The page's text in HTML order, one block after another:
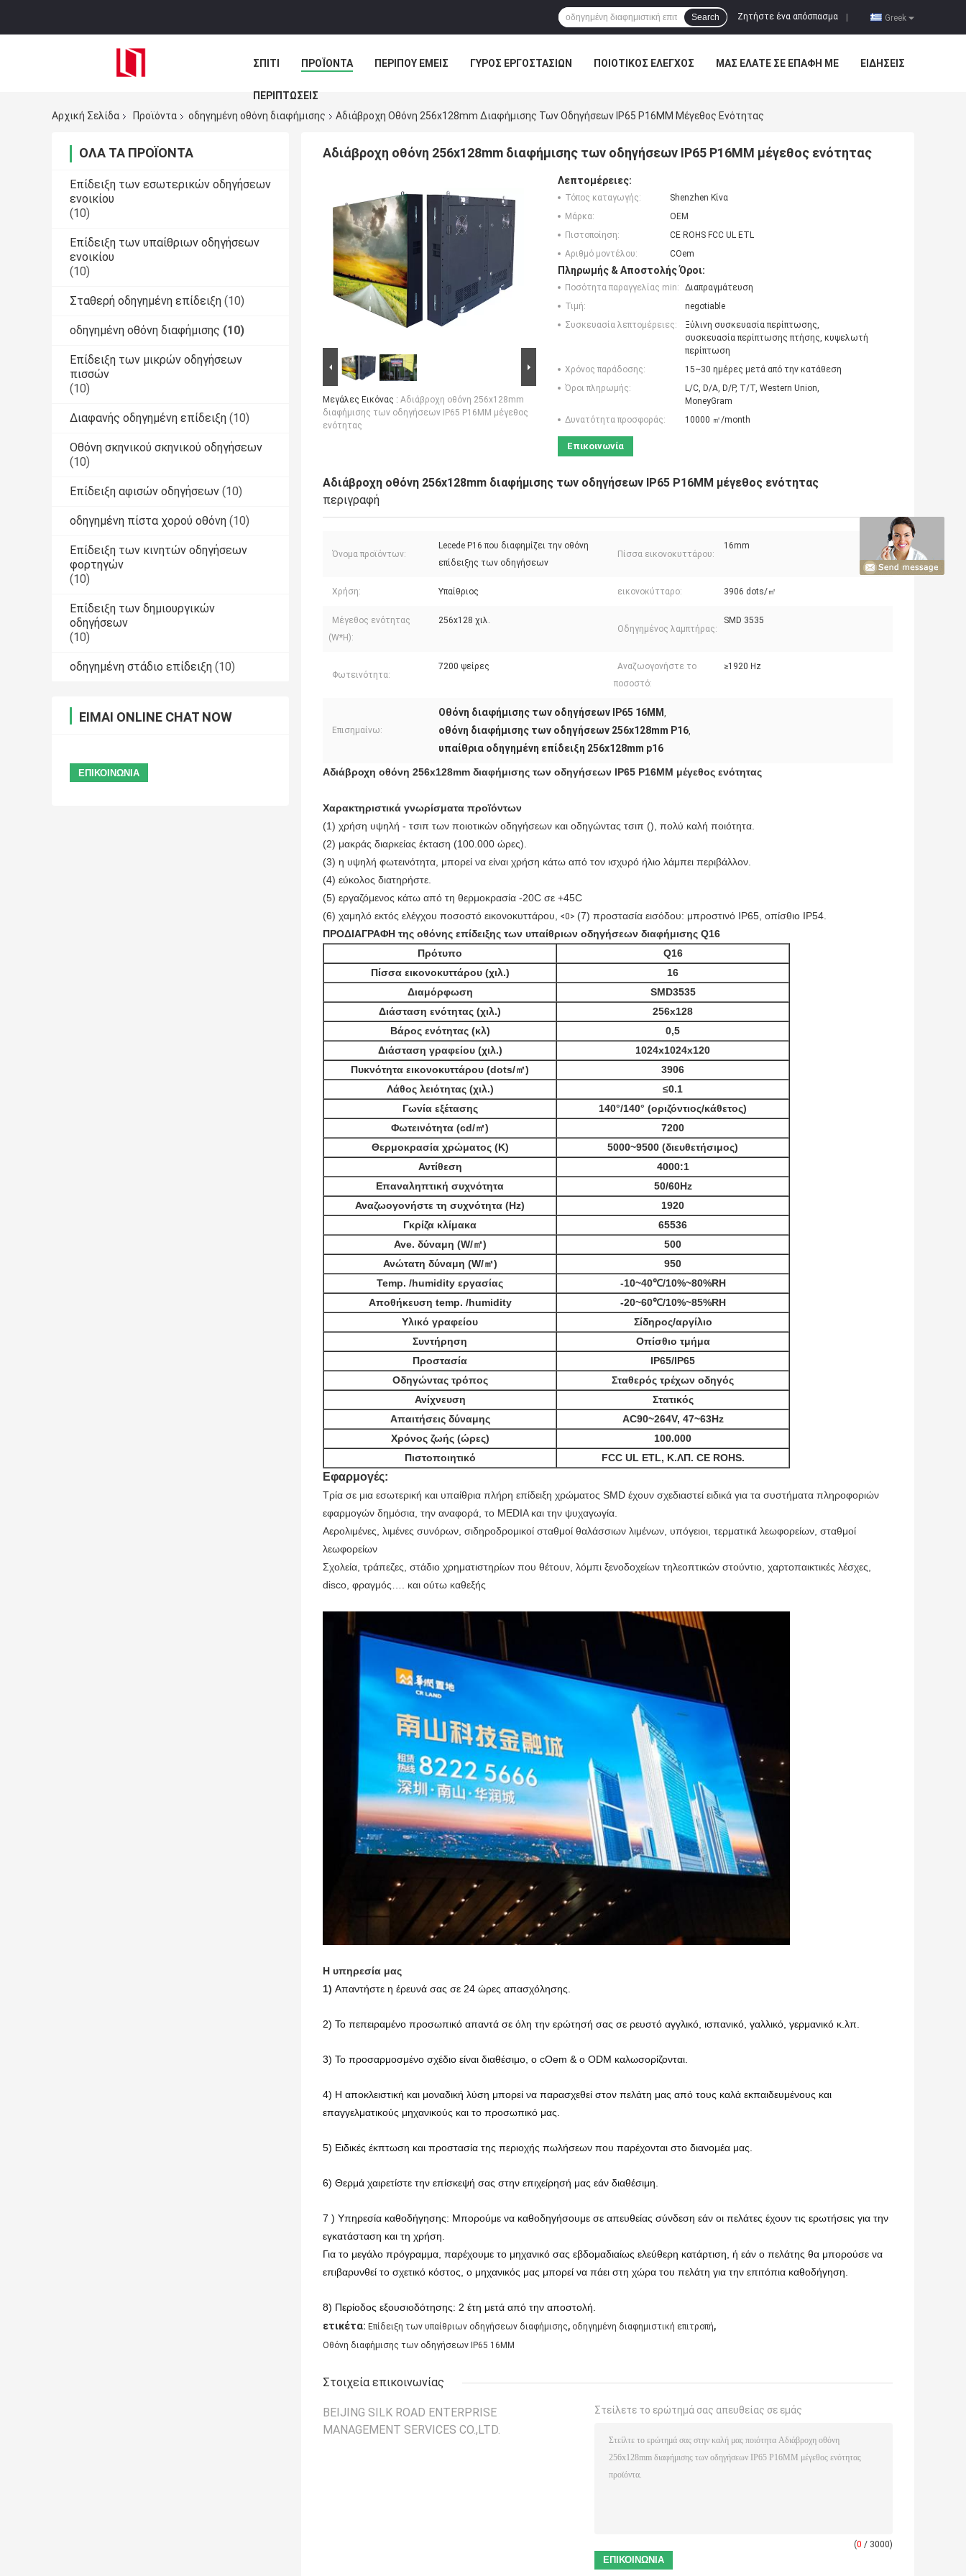
Greek
Ζητήστε ένα απόσπασμα
Search
ΣΠΊΤΙ ΠΡΟΪΌΝΤΑ ΠΕΡΊΠΟΥ ΕΜΕΊΣ ΓΎΡΟΣ ΕΡΓΟΣΤΑΣΊΩΝ ΠΟΙΟΤΙΚΌΣ ΈΛΕΓΧΟΣ ΜΑΣ ΕΛΆΤΕ ΣΕ ΕΠΑΦΉ ΜΕ ΕΙΔΉΣΕΙΣ
ΠΕΡΙΠΤΏΣΕΙΣ
Αρχική Σελίδα
Προϊόντα οδηγημένη οθόνη διαφήμισης Αδιάβροχη Οθόνη 256x128mm Διαφήμισης Των Οδηγήσεων IP65 P16MM Μέγεθος Ενότητας
ΌΛΑ ΤΑ ΠΡΟΪΌΝΤΑ
Επίδειξη των εσωτερικών οδηγήσεων
ενοικίου
(10)
Επίδειξη των υπαίθριων οδηγήσεων
ενοικίου
(10)
Σταθερή οδηγημένη επίδειξη (10)
οδηγημένη οθόνη διαφήμισης (10)
Επίδειξη των μικρών οδηγήσεων
πισσών
(10)
Διαφανής οδηγημένη επίδειξη (10)
Οθόνη σκηνικού σκηνικού οδηγήσεων
(10)
Επίδειξη αφισών οδηγήσεων (10)
οδηγημένη πίστα χορού οθόνη (10)
Επίδειξη των κινητών οδηγήσεων
φορτηγών
(10)
Επίδειξη των δημιουργικών
οδηγήσεων
(10)
οδηγημένη στάδιο επίδειξη (10)
ΕΊΜΑΙ ONLINE CHAT NOW
Αδιάβροχη οθόνη 256x128mm διαφήμισης των οδηγήσεων IP65 P16MM μέγεθος ενότητας
Μεγάλες Εικόνας : Αδιάβροχη οθόνη 256x128mm
διαφήμισης των οδηγήσεων IP65 P16MM μέγεθος
ενότητας
Λεπτομέρειες:
Τόπος καταγωγής:
Shenzhen Κίνα
Μάρκα:
OEM
Πιστοποίηση:
CE ROHS FCC UL ETL
Αριθμό μοντέλου:
COem
Πληρωμής & Αποστολής Όροι:
Ποσότητα παραγγελίας min:
Διαπραγμάτευση
Τιμή:
negotiable
Συσκευασία λεπτομέρειες:
Ξύλινη συσκευασία περίπτωσης,
συσκευασία περίπτωσης πτήσης, κυψελωτή
περίπτωση
Χρόνος παράδοσης:
15~30 ημέρες μετά από την κατάθεση
Όροι πληρωμής:
L/C, D/A, D/P, T/T, Western Union,
MoneyGram
Δυνατότητα προσφοράς:
10000 ㎡/month
Επικοινωνία
Αδιάβροχη οθόνη 256x128mm διαφήμισης των οδηγήσεων IP65 P16MM μέγεθος ενότητας
περιγραφή
Όνομα προϊόντων:
Lecede P16 που διαφημίζει την οθόνη
επίδειξης των οδηγήσεων
Πίσσα εικονοκυττάρου:
16mm
Χρήση: Υπαίθριος εικονοκύτταρο: 3906 dots/㎡
Μέγεθος ενότητας
(W*H):
256x128 χιλ.
Οδηγημένος λαμπτήρας:
SMD 3535
Φωτεινότητα:
7200 ψείρες
Αναζωογονήστε το
ποσοστό:
≥1920 Hz
Επισημαίνω:
Οθόνη διαφήμισης των οδηγήσεων IP65 16MM ,
οθόνη διαφήμισης των οδηγήσεων 256x128mm P16,
υπαίθρια οδηγημένη επίδειξη 256x128mm p16
Αδιάβροχη οθόνη 256x128mm διαφήμισης των οδηγήσεων IP65 P16MM μέγεθος ενότητας
Χαρακτηριστικά γνωρίσματα προϊόντων
(1) χρήση υψηλή - τσιπ των ποιοτικών οδηγήσεων και οδηγώντας τσιπ (), πολύ καλή ποιότητα.
(2) μακράς διαρκείας έκταση (100.000 ώρες).
(3) η υψηλή φωτεινότητα, μπορεί να είναι χρήση κάτω από τον ισχυρό ήλιο λάμπει περιβάλλον.
(4) εύκολος διατηρήστε.
(5) εργαζόμενος κάτω από τη θερμοκρασία -20C σε +45C
(6) χαμηλό εκτός ελέγχου ποσοστό εικονοκυττάρου, <0> (7) προστασία εισόδου: μπροστινό IP65, οπίσθιο IP54.
ΠΡΟΔΙΑΓΡΑΦΗ της οθόνης επίδειξης των υπαίθριων οδηγήσεων διαφήμισης Q16
Πρότυπο
Q16
Πίσσα εικονοκυττάρου (χιλ.)
16
Διαμόρφωση
SMD3535
Διάσταση ενότητας (χιλ.)
256x128
Βάρος ενότητας (κλ)
0,5
Διάσταση γραφείου (χιλ.)
1024x1024x120
Πυκνότητα εικονοκυττάρου (dots/㎡)
3906
Λάθος λειότητας (χιλ.)
≤0.1
Γωνία εξέτασης
140°/140° (οριζόντιος/κάθετος)
Φωτεινότητα (cd/㎡)
7200
Θερμοκρασία χρώματος (Κ)
5000~9500 (διευθετήσιμος)
Αντίθεση
4000:1
Επαναληπτική συχνότητα
50/60Hz
Αναζωογονήστε τη συχνότητα (Hz)
1920
Γκρίζα κλίμακα
65536
Ave. δύναμη (W/㎡)
500
Ανώτατη δύναμη (W/㎡)
950
Temp. /humidity εργασίας
-10~40℃/10%~80%RH
Αποθήκευση temp. /humidity
-20~60℃/10%~85%RH
Υλικό γραφείου
Σίδηρος/αργίλιο
Συντήρηση
Οπίσθιο τμήμα
Προστασία
IP65/IP65
Οδηγώντας τρόπος
Σταθερός τρέχων οδηγός
Ανίχνευση
Στατικός
Απαιτήσεις δύναμης
AC90~264V, 47~63Hz
Χρόνος ζωής (ώρες)
100.000
Πιστοποιητικό
FCC UL ETL, Κ.ΛΠ. CE ROHS.
Εφαρμογές:
Τρία σε μια εσωτερική και υπαίθρια πλήρη επίδειξη χρώματος SMD έχουν σχεδιαστεί ειδικά για τα συστήματα πληροφοριών
εφαρμογών δημόσια, την αναφορά, το MEDIA και την ψυχαγωγία.
Αερολιμένες, λιμένες συνόρων, σιδηροδρομικοί σταθμοί θαλάσσιων λιμένων, υπόγειοι, τερματικά λεωφορείων, σταθμοί
λεωφορείων
Σχολεία, τράπεζες, στάδιο χρηματιστηρίων που θέτουν, λόμπι ξενοδοχείων τηλεοπτικών στούντιο, χαρτοπαικτικές λέσχες,
disco, φραγμός…. και ούτω καθεξής
Η υπηρεσία μας
1) Απαντήστε η έρευνά σας σε 24 ώρες απασχόλησης.
2) Το πεπειραμένο προσωπικό απαντά σε όλη την ερώτησή σας σε ρευστό αγγλικό, ισπανικό, γαλλικό, γερμανικό κ.λπ.
3) Το προσαρμοσμένο σχέδιο είναι διαθέσιμο, ο cOem & ο ODM καλωσορίζονται.
4) Η αποκλειστική και μοναδική λύση μπορεί να παρασχεθεί στον πελάτη μας από τους καλά εκπαιδευμένους και
επαγγελματικούς μηχανικούς και το προσωπικό μας.
5) Ειδικές έκπτωση και προστασία της περιοχής πωλήσεων που παρέχονται στο διανομέα μας.
6) Θερμά χαιρετίστε την επίσκεψή σας στην επιχείρησή μας εάν διαθέσιμη.
7 ) Υπηρεσία καθοδήγησης: Μπορούμε να καθοδηγήσουμε σε απευθείας σύνδεση εάν οι πελάτες έχουν τις ερωτήσεις για την
εγκατάσταση και τη χρήση.
Για το μεγάλο πρόγραμμα, παρέχουμε το μηχανικό σας εβδομαδιαίως ελεύθερη κατάρτιση, ή εάν ο πελάτης θα μπορούσε να
επιβαρυνθεί το σχετικό κόστος, ο μηχανικός μας μπορεί να πάει στη χώρα του πελάτη για την επιτόπια καθοδήγηση.
8) Περίοδος εξουσιοδότησης: 2 έτη μετά από την αποστολή.
ετικέτα: Επίδειξη των υπαίθριων οδηγήσεων διαφήμισης, οδηγημένη διαφημιστική επιτροπή,
Οθόνη διαφήμισης των οδηγήσεων IP65 16MM
Στοιχεία επικοινωνίας
BEIJING SILK ROAD ENTERPRISE
MANAGEMENT SERVICES CO.,LTD.
Στείλετε το ερώτημά σας απευθείας σε εμάς
(0 / 3000)